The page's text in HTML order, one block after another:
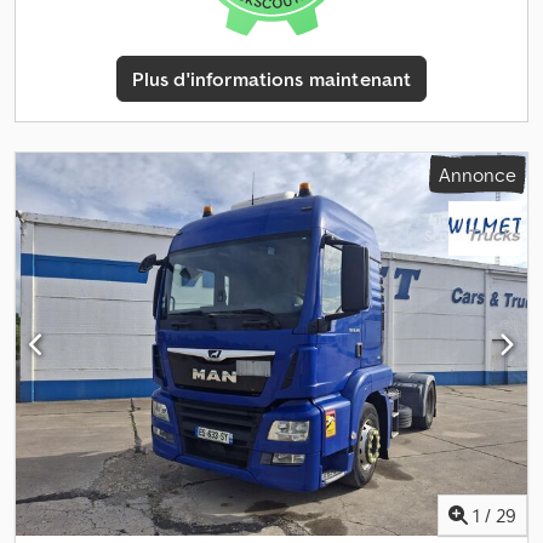
véhicule est visible sur rendez-vous. Prix : 105 000 € HT
Plus d'informations maintenant
Annonce
1 / 29